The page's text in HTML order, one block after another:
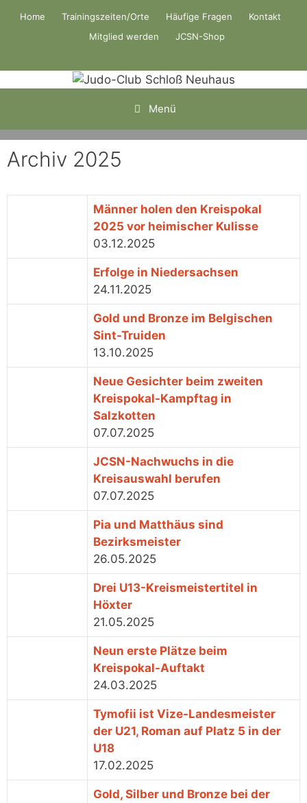
Home Trainingszeiten/Orte Häufige Fragen
Kontakt
Mitglied werden
JCSN-Shop
Menü
Archiv 2025
Männer holen den Kreispokal
2025 vor heimischer Kulisse
03.12.2025
Erfolge in Niedersachsen
24.11.2025
Gold und Bronze im Belgischen
Sint-Truiden
13.10.2025
Neue Gesichter beim zweiten
Kreispokal-Kampftag in
Salzkotten
07.07.2025
JCSN-Nachwuchs in die
Kreisauswahl berufen
07.07.2025
Pia und Matthäus sind
Bezirksmeister
26.05.2025
Drei U13-Kreismeistertitel in
Höxter
21.05.2025
Neun erste Plätze beim
Kreispokal-Auftakt
24.03.2025
Tymofii ist Vize-Landesmeister
der U21, Roman auf Platz 5 in der
U18
17.02.2025
Gold, Silber und Bronze bei der